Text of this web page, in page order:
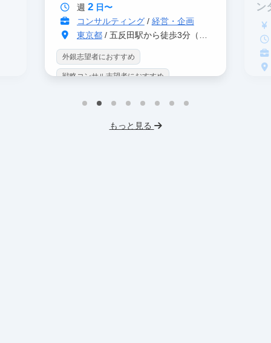
週 2日〜
コンサルティング/ 経営・企画
東京都/ 五反田駅から徒歩3分（大崎駅から徒歩8分）
外銀志望者におすすめ
戦略コンサル志望者におすすめ
ン
もっと見る